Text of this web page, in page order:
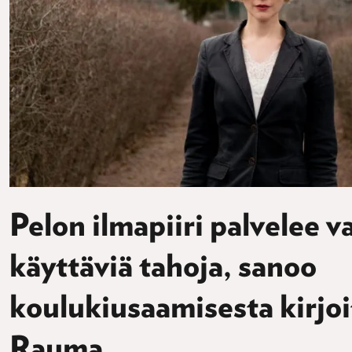
Pelon ilmapiiri palvelee
käyttäviä tahoja, sanoo
koulukiusaamisesta